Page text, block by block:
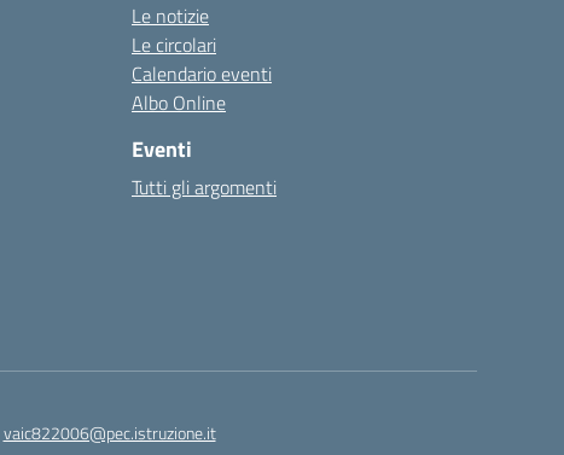
Le notizie
Le circolari
Calendario eventi
Albo Online
Eventi
Tutti gli argomenti
vaic822006@pec.istruzione.it